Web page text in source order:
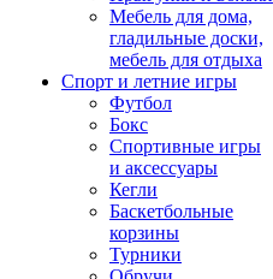
Мебель для дома,
гладильные доски,
мебель для отдыха
Спорт и летние игры
Футбол
Бокс
Спортивные игры
и аксессуары
Кегли
Баскетбольные
корзины
Турники